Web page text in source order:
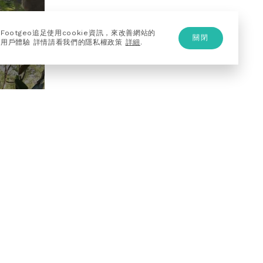
Footgeo追足使用cookie資訊，來改善網站的
用戶體驗 詳情請看我們的隱私權政策 詳細 .
關閉